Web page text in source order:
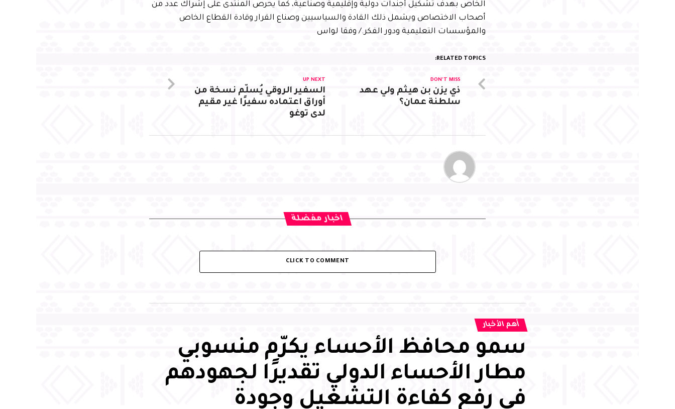
الخاص بهدف تشكيل أجندات دولية وإقليمية وصناعية، كما يحرص المنتدى على إشراك عدد من
أصحاب الاختصاص ويشمل ذلك القادة والسياسيين وصناع القرار وقادة القطاع الخاص
والمؤسسات التعليمية ودور الفكر./ وفقا لواس
RELATED TOPICS:
UP NEXT
السفير الروقي يُسلّم نسخة من
أوراق اعتماده سفيرًا غير مقيم
لدى توغو
DON'T MISS
ذي يزن بن هيثم ولي عهد
سلطنة عمان؟
اخبار مفضلة
CLICK TO COMMENT
أهم الأخبار
سمو محافظ الأحساء يكرّم منسوبي
مطار الأحساء الدولي تقديرًا لجهودهم
في رفع كفاءة التشغيل وجودة